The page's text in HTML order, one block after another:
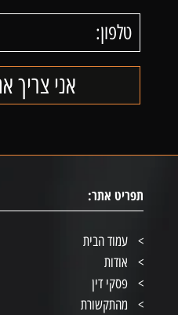
תפריט אתר:
עמוד הבית
אודות
פסקי דין
מהתקשורת